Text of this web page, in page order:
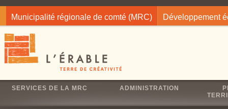
Municipalité régionale de comté (MRC) Développement
SERVICES DE LA MRC ADMINISTRATION